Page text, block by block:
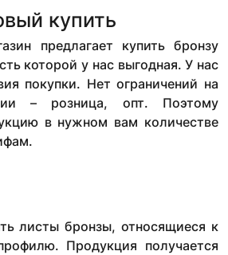
купить
предлагает купить бронзу
которой у нас выгодная. У нас
покупки. Нет ограничений на
– розница, опт. Поэтому
в нужном вам количестве
листы бронзы, относящиеся к
Продукция получается